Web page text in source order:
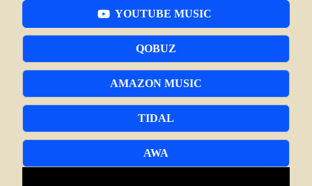
YOUTUBE MUSIC
QOBUZ
AMAZON MUSIC
TIDAL
AWA